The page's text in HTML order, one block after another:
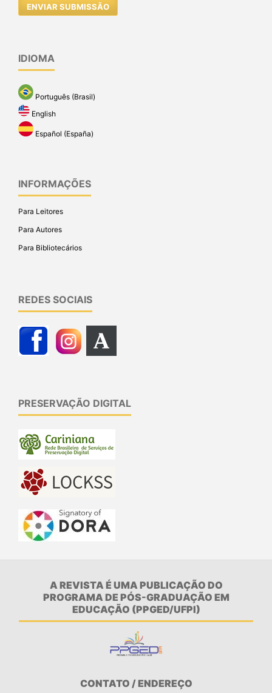
ENVIAR SUBMISSÃO
IDIOMA
Português (Brasil)
English
Español (España)
INFORMAÇÕES
Para Leitores
Para Autores
Para Bibliotecários
REDES SOCIAIS
PRESERVAÇÃO DIGITAL
A REVISTA É UMA PUBLICAÇÃO DO
PROGRAMA DE PÓS-GRADUAÇÃO EM
EDUCAÇÃO (PPGED/UFPI)
CONTATO / ENDEREÇO